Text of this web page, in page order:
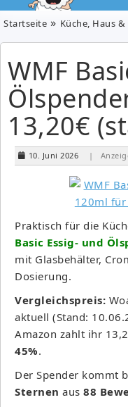
Startseite Küche, Haus &
WMF
13,20€
10. Juni 2026 |
Praktisch für die
Basic Essig- und
mit Glasbehälter,
Dosierung.
Vergleichspreis:
aktuell (Stand:
Amazon zahlt ihr
45%.
Der Spender kommt
Sternen aus 88